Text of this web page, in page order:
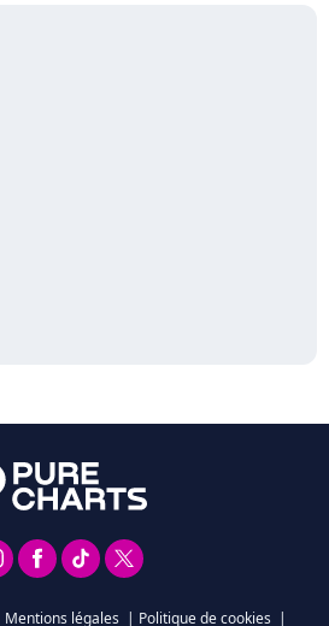
Mentions légales | Politique de cookies |